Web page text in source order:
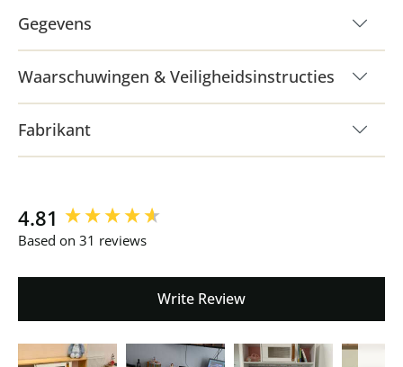
Gegevens
Waarschuwingen & Veiligheidsinstructies
Fabrikant
4.81
Based on 31 reviews
Write Review
New content loaded